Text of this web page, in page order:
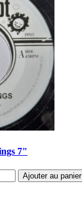
7"
Ajouter au panier